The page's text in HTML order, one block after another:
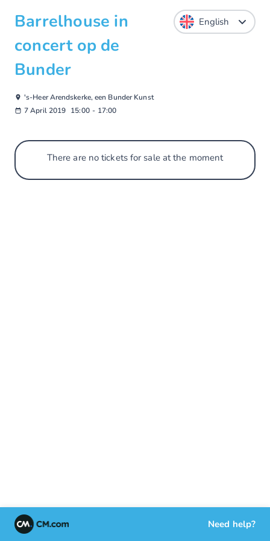
Barrelhouse in
concert op de
Bunder
's-Heer Arendskerke, een Bunder Kunst
7 April 2019 15:00 - 17:00
There are no tickets for sale at the moment
Need help?